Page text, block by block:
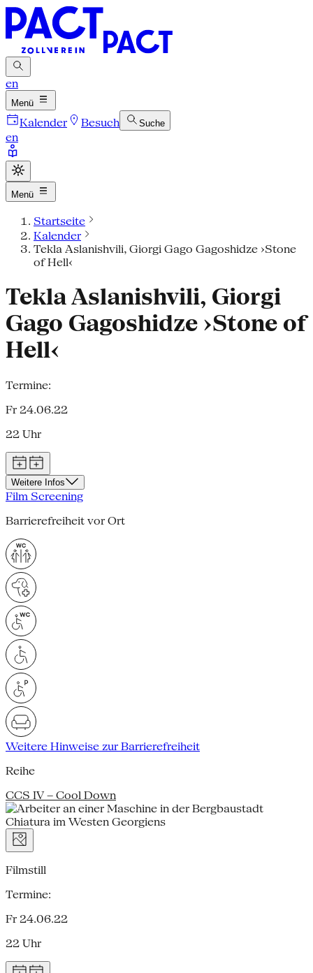
en
Menü
Kalender Besuch Suche
en
Menü
Startseite
Kalender
Tekla Aslanishvili, Giorgi Gago Gagoshidze ›Stone
of Hell‹
Tekla Aslanishvili, Giorgi
Gago Gagoshidze ›Stone of
Hell‹
Termine:
Fr 24.06.22
22 Uhr
Weitere Infos
Film Screening
Barrierefreiheit vor Ort
Weitere Hinweise zur Barrierefreiheit
Reihe
CCS IV – Cool Down
Filmstill
Termine:
Fr 24.06.22
22 Uhr